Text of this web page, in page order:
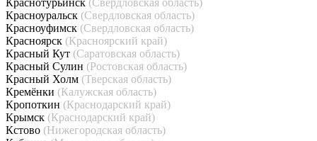
Краснотурьинск (Свердловская область)
Красноуральск (Свердловская область)
Красноуфимск (Свердловская область)
Красноярск (Красноярский край)
Красный Кут (Саратовская область)
Красный Сулин (Ростовская область)
Красный Холм (Тверская область)
Кремёнки (Калужская область)
Кропоткин (Краснодарский край)
Крымск (Краснодарский край)
Кстово (Нижегородская область)